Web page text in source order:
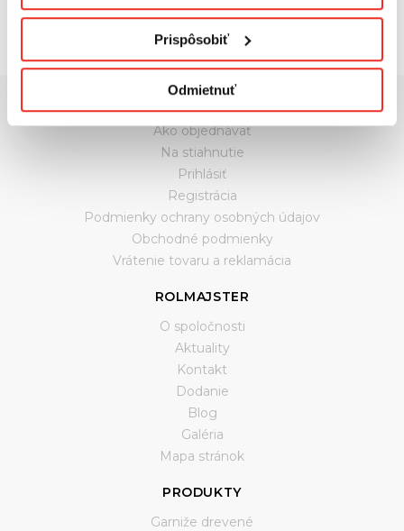
Prispôsobiť
Odmietnuť
roky záruka
Ako objednávať
Na stiahnutie
Prihlásiť
Registrácia
Podmienky ochrany osobných údajov
Obchodné podmienky
Vrátenie tovaru a reklamácia
ROLMAJSTER
O spoločnosti
Aktuality
Kontakt
Dodanie
Blog
Galéria
Mapa stránok
PRODUKTY
Garniže drevené